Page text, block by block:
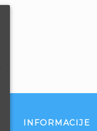
INFORMACIJE